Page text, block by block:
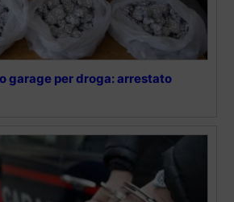
garage per droga: arrestato